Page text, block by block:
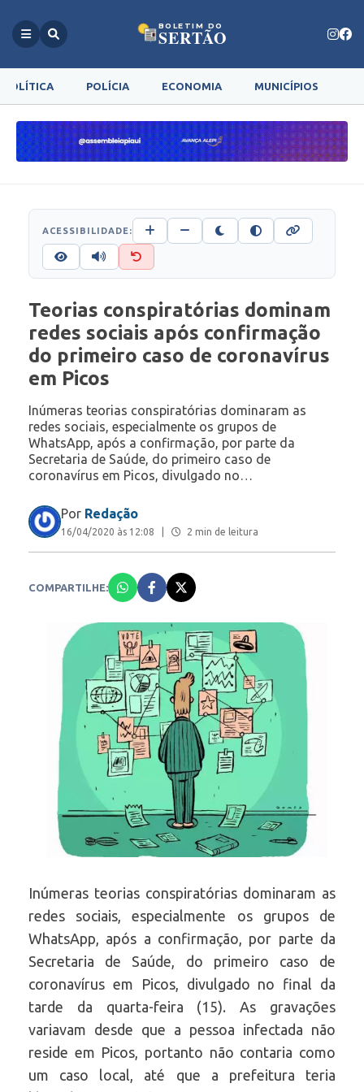
BOLETIM DO
SERTÃO
POLÍTICA POLÍCIA ECONOMIA MUNICÍPIOS
ACESSIBILIDADE:
Teorias conspiratórias dominam
redes sociais após confirmação
do primeiro caso de coronavírus
em Picos
Inúmeras teorias conspiratórias dominaram as
redes sociais, especialmente os grupos de
WhatsApp, após a confirmação, por parte da
Secretaria de Saúde, do primeiro caso de
coronavírus em Picos, divulgado no…
Por Redação
16/04/2020 às 12:08 2 min de leitura
COMPARTILHE:
Inúmeras teorias conspiratórias dominaram as
redes sociais, especialmente os grupos de
WhatsApp, após a confirmação, por parte da
Secretaria de Saúde, do primeiro caso de
coronavírus em Picos, divulgado no final da
tarde da quarta-feira (15). As gravações
variavam desde que a pessoa infectada não
reside em Picos, portanto não contaria como
um caso local, até que a prefeitura teria